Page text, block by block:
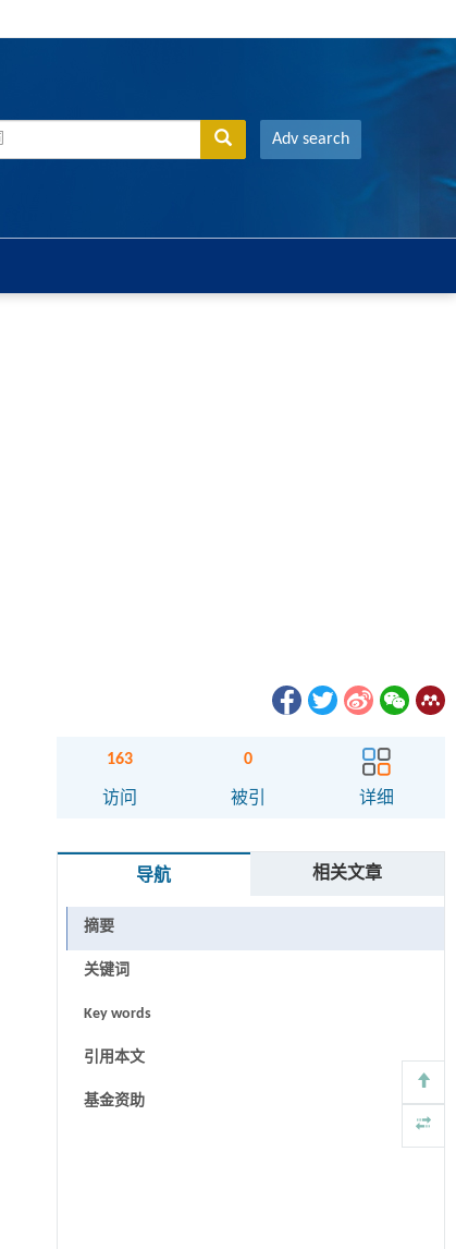
Adv search
163
访问
0
被引 详细
导航 相关文章
摘要
关键词
Key words
引用本文
基金资助